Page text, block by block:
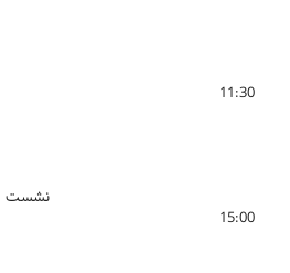
11:30
15:00
نشست 1 – علوم داده و داده کاوی